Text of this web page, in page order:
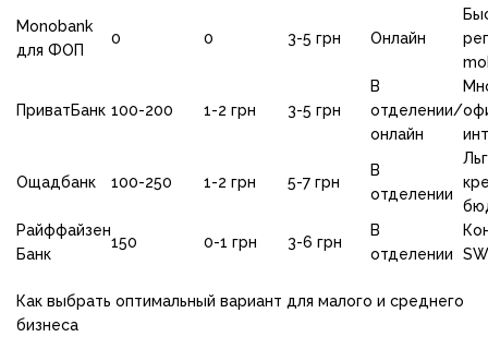
Monobank
для ФОП
0 0 3-5 грн Онлайн
ПриватБанк 100-200 1-2 грн 3-5 грн
В
отделении/
онлайн
Ощадбанк 100-250 1-2 грн 5-7 грн
В
отделении
Райффайзен
Банк
150 0-1 грн 3-6 грн
В
отделении
Как выбрать оптимальный вариант для малого и среднего
бизнеса